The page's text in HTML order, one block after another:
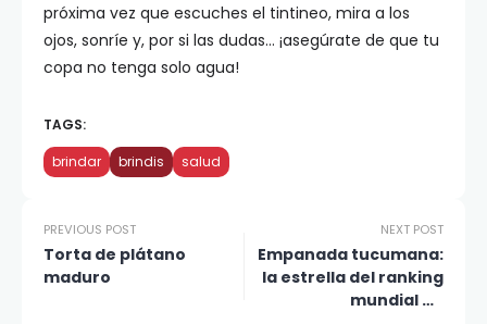
próxima vez que escuches el tintineo, mira a los
ojos, sonríe y, por si las dudas… ¡asegúrate de que tu
copa no tenga solo agua!
TAGS:
brindar brindis salud
PREVIOUS POST
Torta de plátano
maduro
NEXT POST
Empanada tucumana:
la estrella del ranking
mundial de